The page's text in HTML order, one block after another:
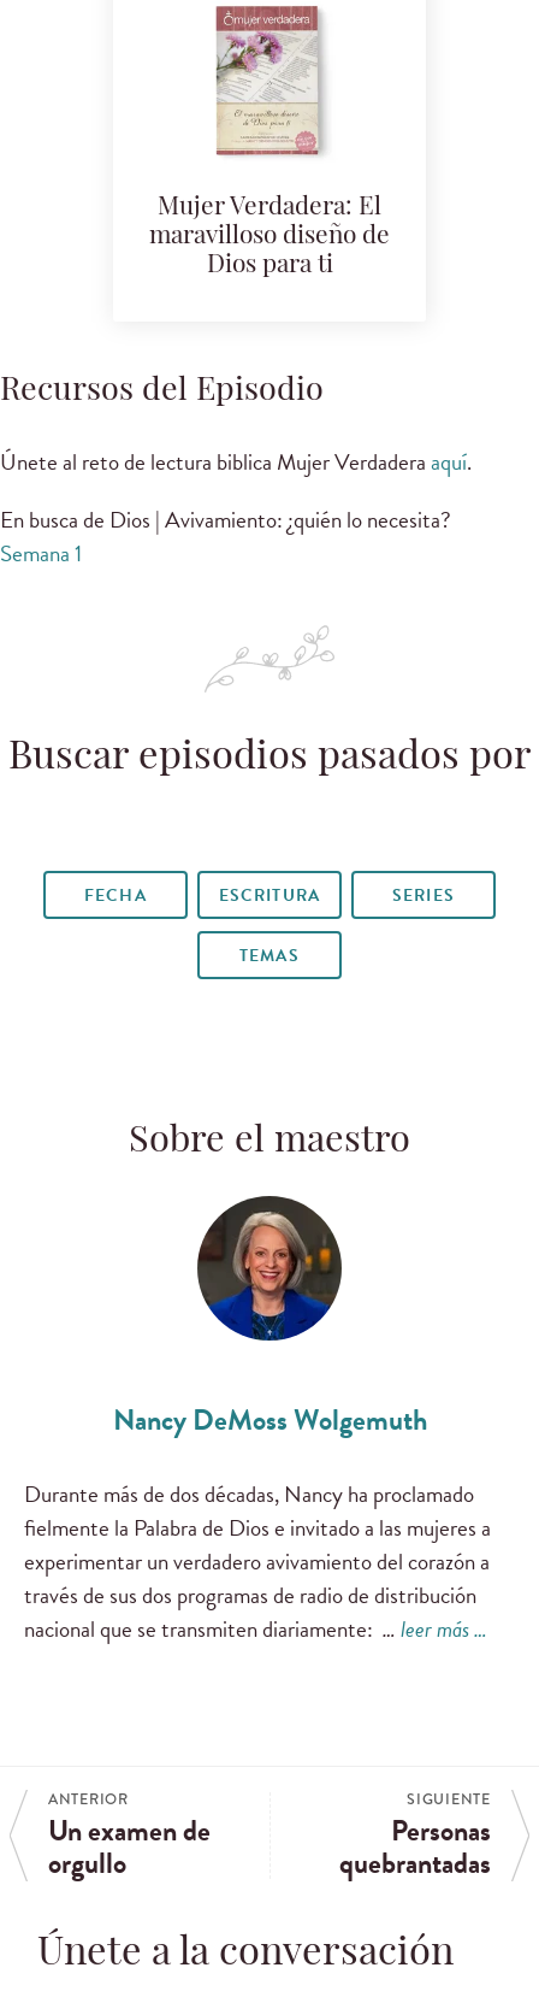
Mujer Verdadera: El
maravilloso diseño de
Dios para ti
Recursos del Episodio
Únete al reto de lectura biblica Mujer Verdaderaaquí.
En busca de Dios | Avivamiento: ¿quién lo necesita?
Semana 1
Buscar episodios pasados por
FECHA ESCRITURA SERIES
TEMAS
Sobre el maestro
Nancy DeMoss Wolgemuth
Durante más de dos décadas, Nancy ha proclamado
fielmente la Palabra de Dios e invitado a las mujeres a
experimentar un verdadero avivamiento del corazón a
través de sus dos programas de radio de distribución
nacional que se transmiten diariamente: …leer más …
ANTERIOR
Un examen de
orgullo
SIGUIENTE
Personas
quebrantadas
Únete a la conversación